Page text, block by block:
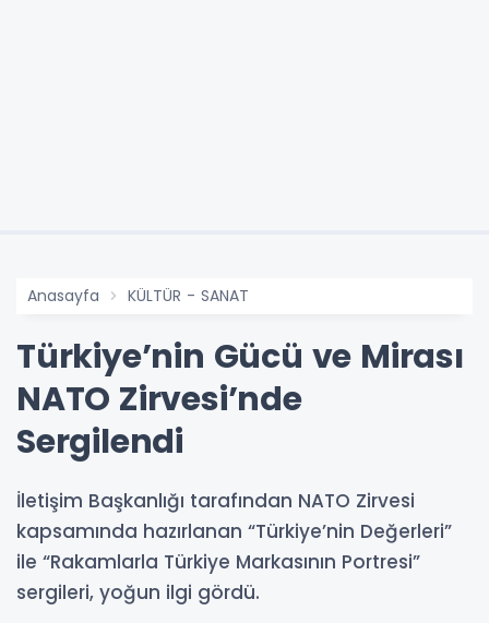
Anasayfa KÜLTÜR - SANAT
Türkiye’nin Gücü ve Mirası
NATO Zirvesi’nde
Sergilendi
İletişim Başkanlığı tarafından NATO Zirvesi
kapsamında hazırlanan “Türkiye’nin Değerleri”
ile “Rakamlarla Türkiye Markasının Portresi”
sergileri, yoğun ilgi gördü.